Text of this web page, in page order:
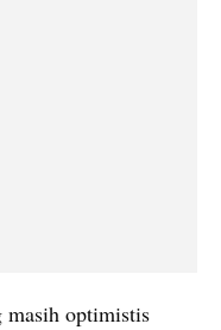
masih optimistis